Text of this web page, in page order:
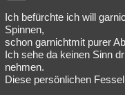
Ich befürchte ich will
Spinnen,
schon garnichtmit purer
Ich sehe da keinen Sinn
nehmen.
Diese persönlichen